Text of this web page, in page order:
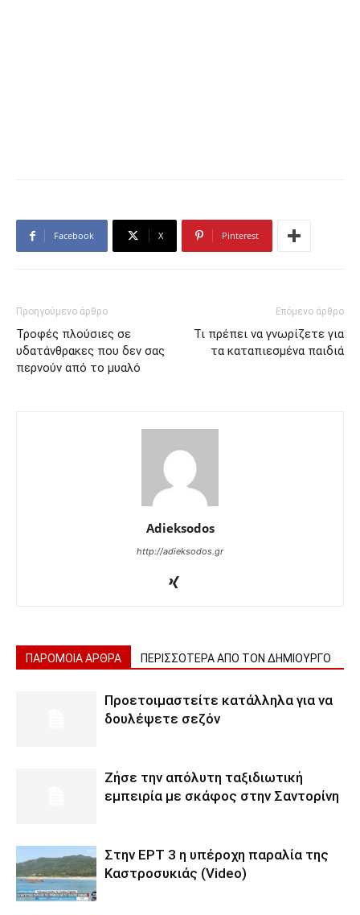
Facebook X Pinterest
Προηγούμενο άρθρο
Τροφές πλούσιες σε
υδατάνθρακες που δεν σας
περνούν από το μυαλό
Επόμενο άρθρο
Τι πρέπει να γνωρίζετε για
τα καταπιεσμένα παιδιά
Adieksodos
http://adieksodos.gr
ΠΑΡΟΜΟΙΑ ΑΡΘΡΑ ΠΕΡΙΣΣΟΤΕΡΑ ΑΠΟ ΤΟΝ ΔΗΜΙΟΥΡΓΟ
Προετοιμαστείτε κατάλληλα για να
δουλέψετε σεζόν
Ζήσε την απόλυτη ταξιδιωτική
εμπειρία με σκάφος στην Σαντορίνη
Στην ΕΡΤ 3 η υπέροχη παραλία της
Καστροσυκιάς (Video)